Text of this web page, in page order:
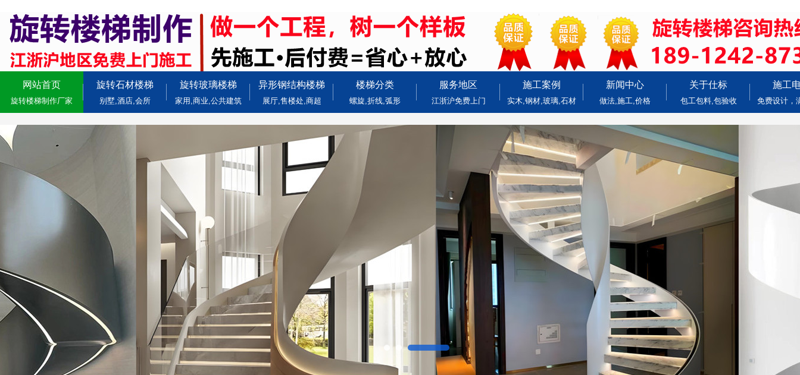
网站首页
旋转楼梯制作厂家
旋转石材楼梯
别墅,酒店,会所
旋转玻璃楼梯
家用,商业,公共建筑
异形钢结构楼梯
展厅,售楼处,商超
楼梯分类
螺旋,折线,弧形
服务地区
江浙沪免费上门
施工案例
实木,钢材,玻璃,石材
新闻中心
做法,施工,价格
关于仕标
包工包料,包验收
施工
免费设计，